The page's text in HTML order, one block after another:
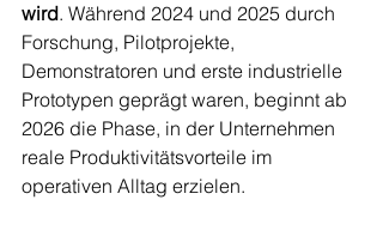
wird. Während 2024 und 2025 durch
Forschung, Pilotprojekte,
Demonstratoren und erste industrielle
Prototypen geprägt waren, beginnt ab
2026 die Phase, in der Unternehmen
reale Produktivitätsvorteile im
operativen Alltag erzielen.